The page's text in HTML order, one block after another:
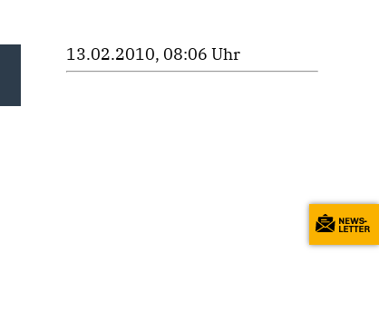
13.02.2010, 08:06 Uhr